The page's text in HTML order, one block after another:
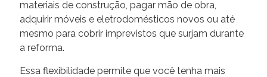
materiais de construção, pagar mão de obra,
adquirir móveis e eletrodomésticos novos ou até
mesmo para cobrir imprevistos que surjam durante
a reforma.
Essa flexibilidade permite que você tenha mais